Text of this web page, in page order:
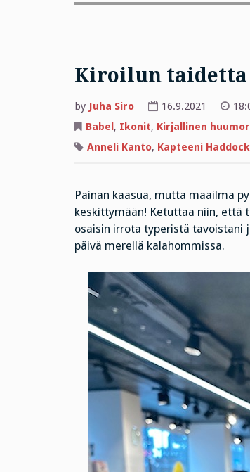
Kiroilun taidetta
by Juha Siro 16.9.2021
Babel, Ikonit, Kirjallinen
Anneli Kanto, Kapteeni Haddock
Painan kaasua, mutta maailma
keskittymään! Ketuttaa niin, että
osaisin irrota typeristä tavoistani
päivä merellä kalahommissa.